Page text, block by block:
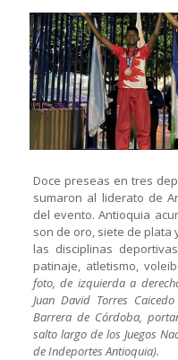
Doce preseas en tres
sumaron al liderato de
del evento. Antioquia
son de oro, siete de plata
las disciplinas
patinaje, atletismo,
foto, de izquierda a
Juan David Torres
Barrera de Córdoba,
salto largo de los Juegos
de Indeportes Antioquia).